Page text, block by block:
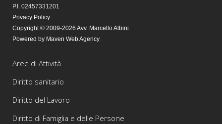
P.I. 02457331201
Privacy Policy
Copyright © 2009-2026 Avv. Marcello Albini
Powered by Maven Web Agency
Aree di Attività
Diritto sanitario
Diritto del Lavoro
Diritto di Famiglia e delle Persone